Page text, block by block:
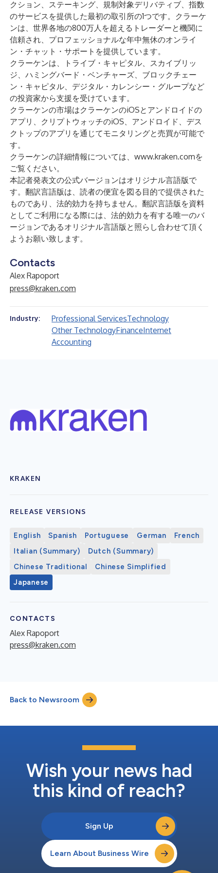
クション、 ステーキング、規制対象デリバティブ、指数
のサービスを提供した最初の取引所の1つです。クラーケ
ンは、世界各地の800万人を超えるトレーダーと機関に
信頼され、プロフェッショナルな年中無休のオンライ
ン・チャット・サポートを提供しています。
クラーケンは、
トライブ・キャピタル、 スカイブリッ
ジ、 ハミングバード・ベンチャーズ、 ブロックチェー
ン・キャピタル、 デジタル・カレンシー・グループなど
の投資家から支援を受けています。
クラーケンの市場はクラーケンのiOSと アンドロイドの
アプリ、クリプトウォッチのiOS、 アンドロイド 、 デス
クトップのアプリを通じてモニタリングと売買が可能で
す。
クラーケンの詳細情報については、 www.kraken.comを
ご覧ください。
本記者発表文の公式バージョンはオリジナル言語版で
す。翻訳言語版は、読者の便宜を図る目的で提供された
ものであり、法的効力を持ちません。翻訳言語版を資料
としてご利用になる際には、法的効力を有する唯一のバ
ージョンであるオリジナル言語版と照らし合わせて頂く
ようお願い致します。
Contacts
Alex Rapoport
press@kraken.com
Industry: Professional ServicesTechnology
Other TechnologyFinanceInternet
Accounting
KRAKEN
RELEASE VERSIONS
English Spanish Portuguese German
French
Italian (Summary)
Dutch (Summary)
Chinese Traditional
Chinese Simplified
Japanese
CONTACTS
Alex Rapoport
press@kraken.com
Back to Newsroom
Wish your news had
this kind of reach?
Sign Up
Learn About Business Wire